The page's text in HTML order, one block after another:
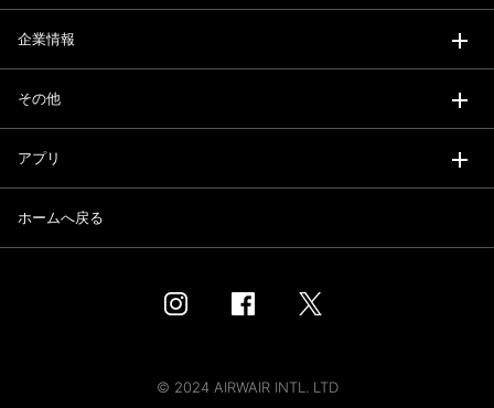
企業情報
その他
アプリ
ホームへ戻る
© 2024 AIRWAIR INTL. LTD